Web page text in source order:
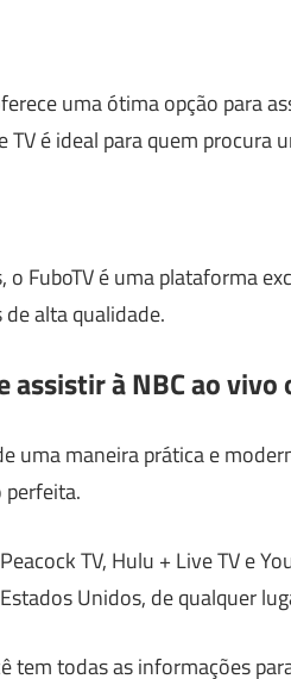
uma ótima opção para
TV é ideal para quem procura
o FuboTV é uma plataforma
alta qualidade.
assistir à NBC ao vivo
uma maneira prática e
perfeita.
TV, Hulu + Live TV e
Unidos, de qualquer
tem todas as informações